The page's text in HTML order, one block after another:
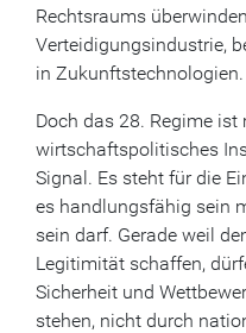
Rechtsraums
Verteidigungsindustrie,
in Zukunftstechnologien.
Doch das 28. Regime ist
wirtschaftspolitisches
Signal. Es steht für die
es handlungsfähig sein
sein darf. Gerade weil
Legitimität schaffen,
Sicherheit und
stehen, nicht durch